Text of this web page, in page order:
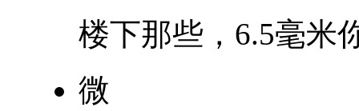
楼下那些，6.5毫米
微